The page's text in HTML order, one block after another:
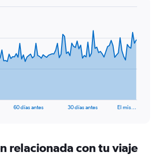
60 días antes 30 días antes El mis…
relacionada con tu viaje